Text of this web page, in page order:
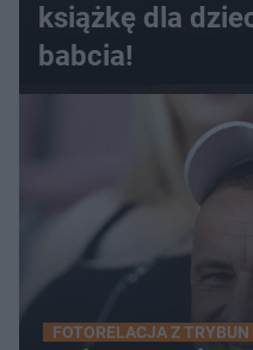
książkę dla
babcia!
FOTORELACJA Z